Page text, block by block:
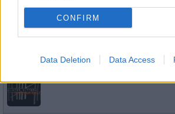
CONFIRM
Data Deletion Data Access
17.8.
Hinter Gittern - Der Frauenknast
Reifeprüfung
Nach Toms Geständnis, mit Pia